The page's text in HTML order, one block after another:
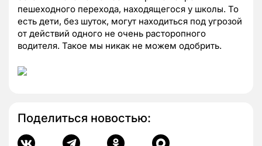
пешеходного перехода, находящегося у школы. То
есть дети, без шуток, могут находиться под угрозой
от действий одного не очень расторопного
водителя. Такое мы никак не можем одобрить.
Поделиться новостью: